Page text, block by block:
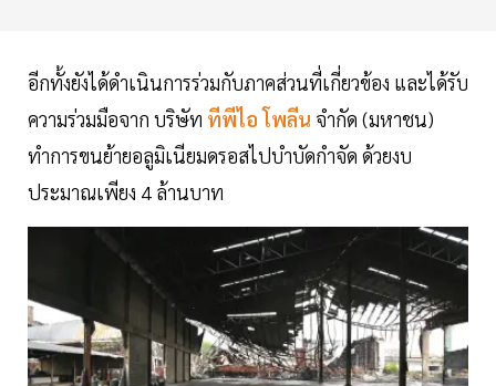
อีกทั้งยังได้ดำเนินการร่วมกับภาคส่วนที่เกี่ยวข้อง และได้รับ
ความร่วมมือจาก บริษัท ทีพีไอ โพลีน จำกัด (มหาชน)
ทำการขนย้ายอลูมิเนียมดรอสไปบำบัดกำจัด ด้วยงบ
ประมาณเพียง 4 ล้านบาท